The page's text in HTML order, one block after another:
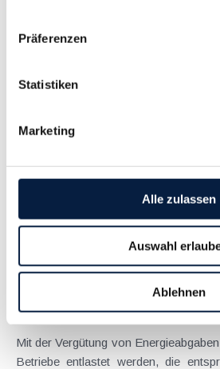
Präferenzen
Statistiken
Marketing
Alle zulassen
Auswahl
Ablehnen
Mit dem BBG 2011 wurde die Energieabgabenvergütung auf
Produktionsbetriebe
Dienstleistungssektors wie etwa Einkaufszentren, Hotels oder
Skiliftbetreiber, die durch diese...
Langtext
empfehlen drucken
Energieabgabenvergütung ab
Juni 2011
Mit der Vergütung von Energieabgaben sollen
Betriebe entlastet werden, die entsprechende Abgaben auf